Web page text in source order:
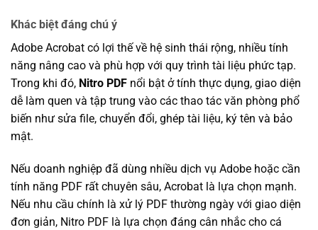
Khác biệt đáng chú ý
Adobe Acrobat có lợi thế về hệ sinh thái rộng, nhiều tính
năng nâng cao và phù hợp với quy trình tài liệu phức tạp.
Trong khi đó, Nitro PDF nổi bật ở tính thực dụng, giao diện
dễ làm quen và tập trung vào các thao tác văn phòng phổ
biến như sửa file, chuyển đổi, ghép tài liệu, ký tên và bảo
mật.
Nếu doanh nghiệp đã dùng nhiều dịch vụ Adobe hoặc cần
tính năng PDF rất chuyên sâu, Acrobat là lựa chọn mạnh.
Nếu nhu cầu chính là xử lý PDF thường ngày với giao diện
đơn giản, Nitro PDF là lựa chọn đáng cân nhắc cho cá